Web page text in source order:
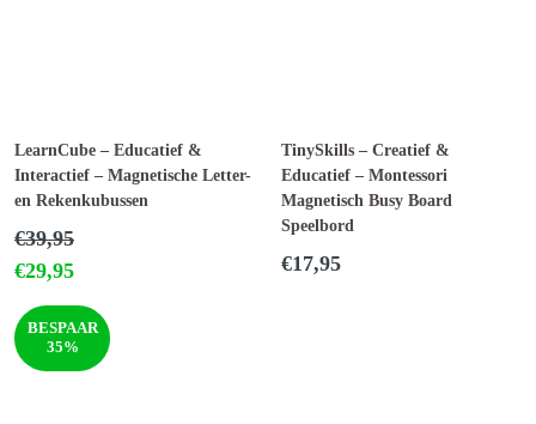
LearnCube – Educatief &
Interactief – Magnetische Letter-
en Rekenkubussen
Normale
€39,95
€29,95
TinySkills – Creatief &
Educatief – Montessori
Magnetisch Busy Board
Speelbord
Normale
€17,95
BESPAAR
35%